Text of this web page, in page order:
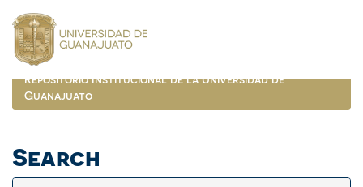
navigation
Repositorio Institucional de la Universidad de
Guanajuato
Search